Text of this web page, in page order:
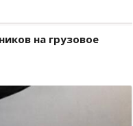
на грузовое